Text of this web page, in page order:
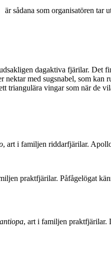
är sådana som organisatören tar
dagaktiva fjärilar. Det
nektar med sugsnabel, som
triangulära vingar som när de
, art i familjen riddarfjärilar.
praktfjärilar. Påfågelögat
, art i familjen praktfjärilar.